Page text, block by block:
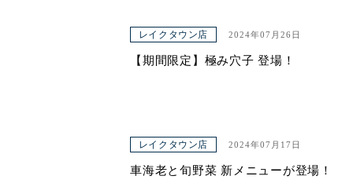
レイクタウン店 2024年07月26日
【期間限定】極み穴子 登場！
レイクタウン店 2024年07月17日
車海老と旬野菜 新メニューが登場！